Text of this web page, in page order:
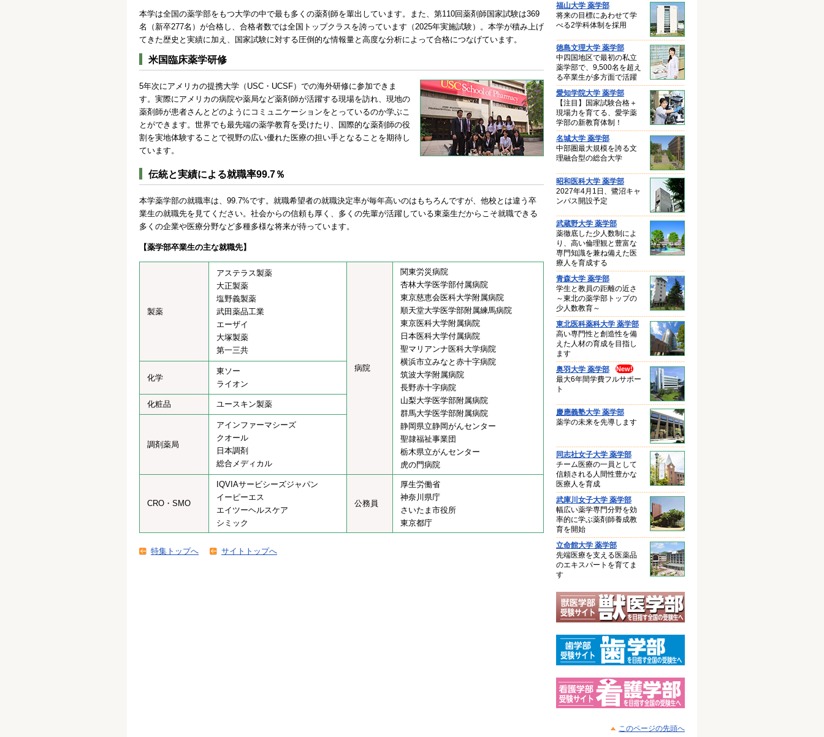
本学は全国の薬学部をもつ大学の中で最も多くの薬剤師を輩出しています。また、第110回薬剤師国家試験は369
名（新卒277名）が合格し、合格者数では全国トップクラスを誇っています（2025年実施試験）。本学が積み上げ
てきた歴史と実績に加え、国家試験に対する圧倒的な情報量と高度な分析によって合格につなげています。
米国臨床薬学研修
5年次にアメリカの提携大学（USC・UCSF）での海外研修に参加できま
す。実際にアメリカの病院や薬局など薬剤師が活躍する現場を訪れ、現地の
薬剤師が患者さんとどのようにコミュニケーションをとっているのか学ぶこ
とができます。世界でも最先端の薬学教育を受けたり、国際的な薬剤師の役
割を実地体験することで視野の広い優れた医療の担い手となることを期待し
ています。
伝統と実績による就職率99.7％
本学薬学部の就職率は、99.7%です。就職希望者の就職決定率が毎年高いのはもちろんですが、他校とは違う卒
業生の就職先を見てください。社会からの信頼も厚く、多くの先輩が活躍している東薬生だからこそ就職できる
多くの企業や医療分野など多種多様な将来が待っています。
【薬学部卒業生の主な就職先】
製薬
アステラス製薬
大正製薬
塩野義製薬
武田薬品工業
エーザイ
大塚製薬
第一三共
病院
関東労災病院
杏林大学医学部付属病院
東京慈恵会医科大学附属病院
順天堂大学医学部附属練馬病院
東京医科大学附属病院
日本医科大学付属病院
聖マリアンナ医科大学病院
横浜市立みなと赤十字病院
筑波大学附属病院
長野赤十字病院
山梨大学医学部附属病院
群馬大学医学部附属病院
静岡県立静岡がんセンター
聖隷福祉事業団
栃木県立がんセンター
虎の門病院
化学
東ソー
ライオン
化粧品 ユースキン製薬
調剤薬局
アインファーマシーズ
クオール
日本調剤
総合メディカル
CRO・SMO
IQVIAサービシーズジャパン
イーピーエス
エイツーヘルスケア
シミック
公務員
厚生労働省
神奈川県庁
さいたま市役所
東京都庁
特集トップへ サイトトップへ
福山大学 薬学部
将来の目標にあわせて学
べる2学科体制を採用
徳島文理大学 薬学部
中四国地区で最初の私立
薬学部で、9,500名を超え
る卒業生が多方面で活躍
愛知学院大学 薬学部
【注目】国家試験合格＋
現場力を育てる、愛学薬
学部の新教育体制！
名城大学 薬学部
中部圏最大規模を誇る文
理融合型の総合大学
昭和医科大学 薬学部
2027年4月1日、鷺沼キャ
ンパス開設予定
武蔵野大学 薬学部
薬徹底した少人数制によ
り、高い倫理観と豊富な
専門知識を兼ね備えた医
療人を育成する
青森大学 薬学部
学生と教員の距離の近さ
～東北の薬学部トップの
少人数教育～
東北医科薬科大学 薬学部
高い専門性と創造性を備
えた人材の育成を目指し
ます
奥羽大学 薬学部
最大6年間学費フルサポー
ト
慶應義塾大学 薬学部
薬学の未来を先導します
同志社女子大学 薬学部
チーム医療の一員として
信頼される人間性豊かな
医療人を育成
武庫川女子大学 薬学部
幅広い薬学専門分野を効
率的に学ぶ薬剤師養成教
育を開始
立命館大学 薬学部
先端医療を支える医薬品
のエキスパートを育てま
す
このページの先頭へ